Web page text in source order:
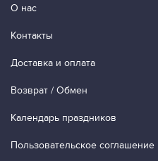
О нас
Контакты
Доставка и оплата
Возврат / Обмен
Календарь праздников
Пользовательское соглашение